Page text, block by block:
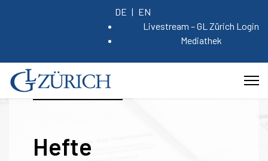
DE
EN
Livestream – GL Zürich Login
Mediathek
Hefte